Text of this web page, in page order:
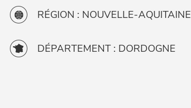
RÉGION : NOUVELLE-AQUITAINE
DÉPARTEMENT : DORDOGNE